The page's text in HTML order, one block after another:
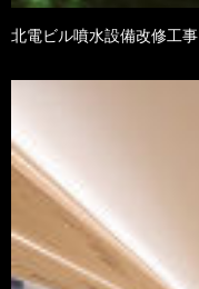
北電ビル噴水設備改修工事